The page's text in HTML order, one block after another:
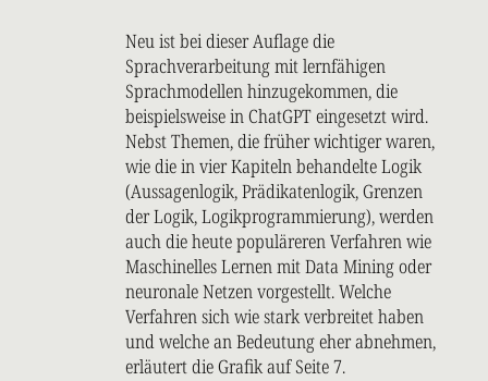
Neu ist bei dieser Auflage die
Sprachverarbeitung mit lernfähigen
Sprachmodellen hinzugekommen, die
beispielsweise in ChatGPT eingesetzt wird.
Nebst Themen, die früher wichtiger waren,
wie die in vier Kapiteln behandelte Logik
(Aussagenlogik, Prädikatenlogik, Grenzen
der Logik, Logikprogrammierung), werden
auch die heute populäreren Verfahren wie
Maschinelles Lernen mit Data Mining oder
neuronale Netzen vorgestellt. Welche
Verfahren sich wie stark verbreitet haben
und welche an Bedeutung eher abnehmen,
erläutert die Grafik auf Seite 7.